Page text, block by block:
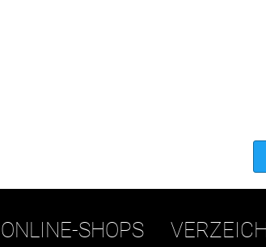
SHOPS